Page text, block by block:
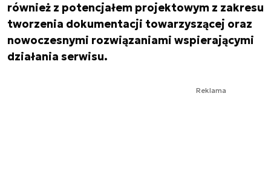
również z potencjałem projektowym z zakresu
tworzenia dokumentacji towarzyszącej oraz
nowoczesnymi rozwiązaniami wspierającymi
działania serwisu.
Reklama